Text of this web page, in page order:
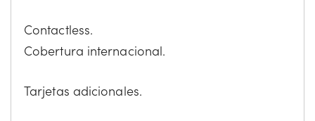
Contactless.
Cobertura internacional.
Tarjetas adicionales.